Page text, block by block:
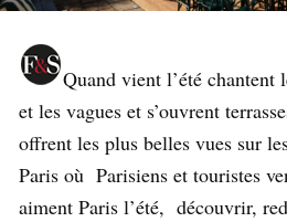
Quand vient l’été chantent
et les vagues et s’ouvrent
offrent les plus belles vues sur
Paris où Parisiens et touristes
aiment Paris l’été, découvrir,